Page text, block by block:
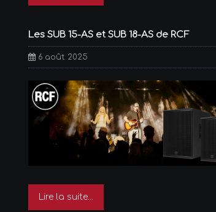
Les SUB 15-AS et SUB 18-AS de RCF
6 août 2025
Lire la suite...